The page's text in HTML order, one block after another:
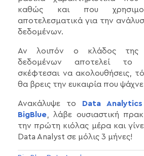
καθώς και που
αποτελεσματικά για την
δεδομένων.
Αν λοιπόν ο κλάδος της
δεδομένων αποτελεί το
σκέφτεσαι να ακολουθήσεις,
θα βρεις την ευκαιρία που
Ανακάλυψε το Data
BigBlue , λάβε ουσιαστική
την πρώτη κιόλας μέρα και
Data Analyst σε μόλις 3 μήνες!